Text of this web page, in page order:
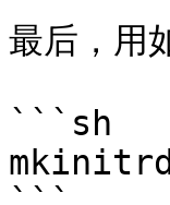
最后，
```sh